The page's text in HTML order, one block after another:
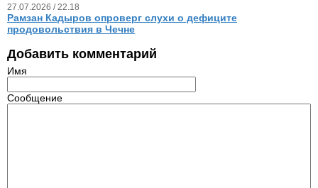
27.07.2026 / 22.18
Рамзан Кадыров опроверг слухи о дефиците
продовольствия в Чечне
Добавить комментарий
Имя
Сообщение